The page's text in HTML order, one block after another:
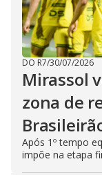
DO R7/30/07/2026
Mirassol
zona de
Após 1º tempo
impõe na etapa